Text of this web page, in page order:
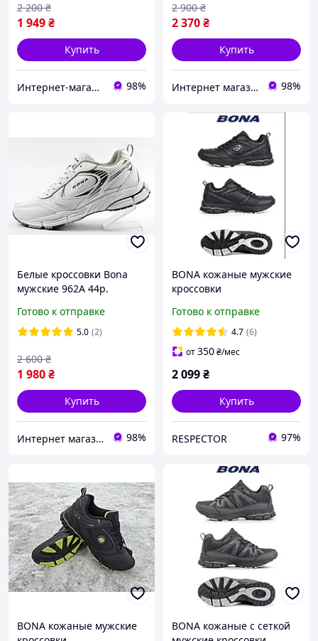
1 949₴
2 200 ₴
Купить
Интернет-магазин "Streetmoda" 98%
2 370₴
2 900 ₴
Купить
Интернет магазин спортивной обуви Shoes-Factory 98%
Белые кроссовки Bona
мужские 962A 44р.
Готово к отправке
5.0 (2)
1 980₴
2 600 ₴
Купить
Интернет магазин спортивной обуви Shoes-Factory 98%
BONA кожаные мужские
кроссовки
Готово к отправке
4.7 (6)
от350₴/мес
2 099₴
Купить
RESPECTOR 97%
BONA кожаные мужские
BONA кожаные с сеткой